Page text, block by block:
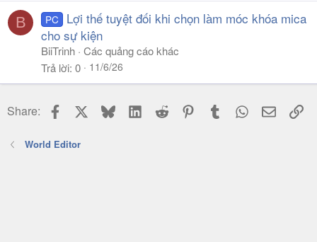
B PC
Lợi thế tuyệt đối khi chọn làm móc khóa mica
cho sự kiện
BiiTrinh Các quảng cáo khác
Trả lời 0 11/6/26
Share: Facebook BlueskyLinkedIn
Reddit PinterestTumblr WhatsApp
Email
World Editor